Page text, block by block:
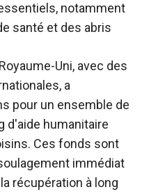
notamment
santé et des abris
Uni, avec des
a
pour un ensemble de
d'aide humanitaire
Ces fonds sont
immédiat
récupération à long